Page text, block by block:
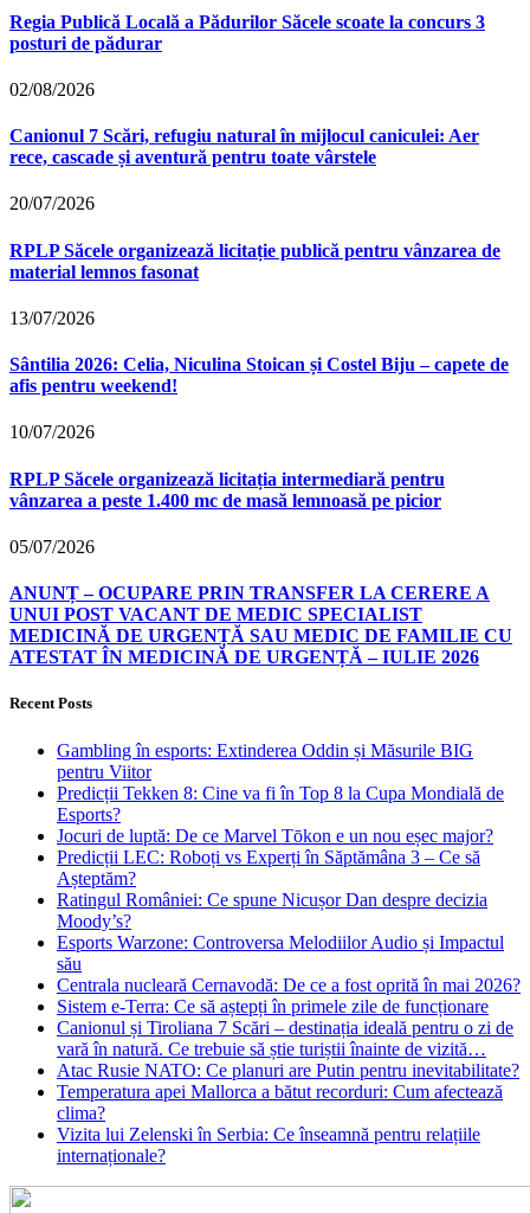
Regia Publică Locală a Pădurilor Săcele scoate la concurs 3
posturi de pădurar
02/08/2026
Canionul 7 Scări, refugiu natural în mijlocul caniculei: Aer
rece, cascade și aventură pentru toate vârstele
20/07/2026
RPLP Săcele organizează licitație publică pentru vânzarea de
material lemnos fasonat
13/07/2026
Sântilia 2026: Celia, Niculina Stoican și Costel Biju – capete de
afis pentru weekend!
10/07/2026
RPLP Săcele organizează licitația intermediară pentru
vânzarea a peste 1.400 mc de masă lemnoasă pe picior
05/07/2026
ANUNȚ – OCUPARE PRIN TRANSFER LA CERERE A
UNUI POST VACANT DE MEDIC SPECIALIST
MEDICINĂ DE URGENȚĂ SAU MEDIC DE FAMILIE CU
ATESTAT ÎN MEDICINĂ DE URGENȚĂ – IULIE 2026
Recent Posts
Gambling în esports: Extinderea Oddin și Măsurile BIG
pentru Viitor
Predicții Tekken 8: Cine va fi în Top 8 la Cupa Mondială de
Esports?
Jocuri de luptă: De ce Marvel Tōkon e un nou eșec major?
Predicții LEC: Roboți vs Experți în Săptămâna 3 – Ce să
Așteptăm?
Ratingul României: Ce spune Nicușor Dan despre decizia
Moody’s?
Esports Warzone: Controversa Melodiilor Audio și Impactul
său
Centrala nucleară Cernavodă: De ce a fost oprită în mai 2026?
Sistem e-Terra: Ce să aștepți în primele zile de funcționare
Canionul și Tiroliana 7 Scări – destinația ideală pentru o zi de
vară în natură. Ce trebuie să știe turiștii înainte de vizită…
Atac Rusie NATO: Ce planuri are Putin pentru inevitabilitate?
Temperatura apei Mallorca a bătut recorduri: Cum afectează
clima?
Vizita lui Zelenski în Serbia: Ce înseamnă pentru relațiile
internaționale?